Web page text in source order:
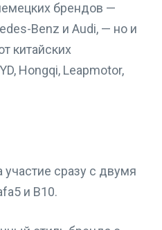
брендов —
Benz и Audi, — но и
китайских
Hongqi, Leapmotor,
сразу с двумя
и B10.